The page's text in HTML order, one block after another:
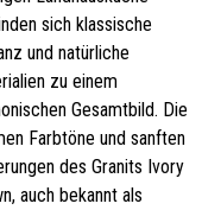
sich klassische
und natürliche
zu einem
Gesamtbild. Die
Farbtöne und sanften
des Granits Ivory
auch bekannt als